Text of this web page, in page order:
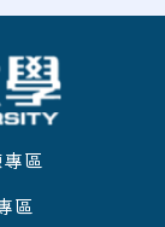
區
區